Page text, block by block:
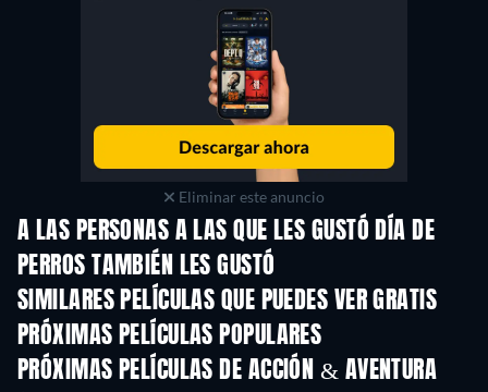
Eliminar este anuncio
A LAS PERSONAS A LAS QUE LES GUSTÓ DÍA DE
PERROS TAMBIÉN LES GUSTÓ
SIMILARES PELÍCULAS QUE PUEDES VER GRATIS
PRÓXIMAS PELÍCULAS POPULARES
PRÓXIMAS PELÍCULAS DE ACCIÓN & AVENTURA